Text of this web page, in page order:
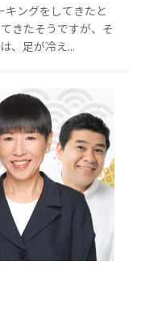
ングをしてきたと
きたそうですが、そ
、足が冷え...